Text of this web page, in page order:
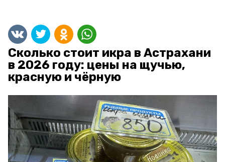
Сколько стоит икра в Астрахани
в 2026 году: цены на щучью,
красную и чёрную